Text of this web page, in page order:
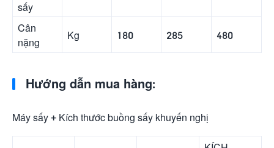
sấy
Cân
nặng
Kg 180 285 480
Hướng dẫn mua hàng:
Máy sấy + Kích thước buồng sấy khuyến nghị